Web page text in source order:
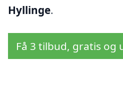
Hyllinge.
Få 3 tilbud, gratis og